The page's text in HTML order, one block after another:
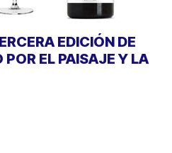
EDICIÓN DE
EL PAISAJE Y LA